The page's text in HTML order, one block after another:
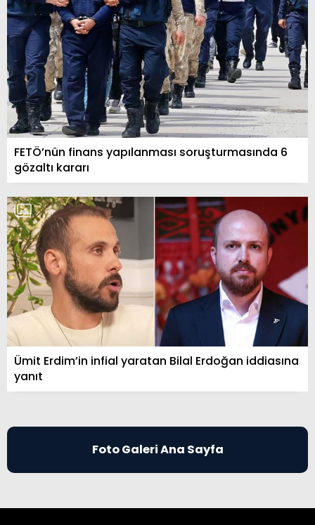
FETÖ’nün finans yapılanması soruşturmasında 6
gözaltı kararı
Ümit Erdim’in infial yaratan Bilal Erdoğan iddiasına
yanıt
Foto Galeri Ana Sayfa